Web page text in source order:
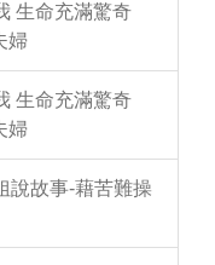
生命充滿驚奇
婦
生命充滿驚奇
婦
說故事-藉苦難操